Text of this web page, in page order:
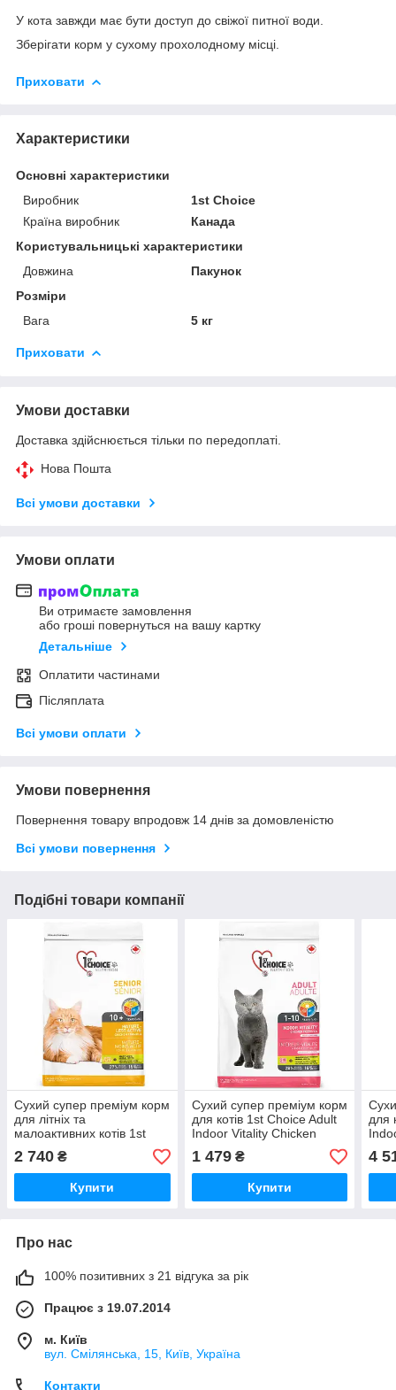
У кота завжди має бути доступ до свіжої питної води.
Зберігати корм у сухому прохолодному місці.
Приховати
Характеристики
Основні характеристики
Виробник
1st Choice
Країна виробник
Канада
Користувальницькі характеристики
Довжина
Пакунок
Розміри
Вага
5 кг
Приховати
Умови доставки
Доставка здійснюється тільки по передоплаті.
Нова Пошта
Всі умови доставки
Умови оплати
Ви отримаєте замовлення
або гроші повернуться на вашу картку
Детальніше
Оплатити частинами
Післяплата
Всі умови оплати
Умови повернення
Повернення товару впродовж 14 днів за домовленістю
Всі умови повернення
Подібні товари компанії
Сухий супер преміум корм
для літніх та
малоактивних котів 1st
Choice Senior Mature Less
Aktiv курка рис 5.44 кг
(ФЧКСН5,44)
2 740 ₴
Купити
Сухий супер преміум корм
для котів 1st Choice Adult
Indoor Vitality Chicken
курка 2.72 кг (ФЧККВ2,72)
1 479₴
Купити
для
4
Про нас
100% позитивних з 21 відгука за рік
Працює з 19.07.2014
м. Київ
вул. Смілянська, 15, Київ, Україна
Контакти